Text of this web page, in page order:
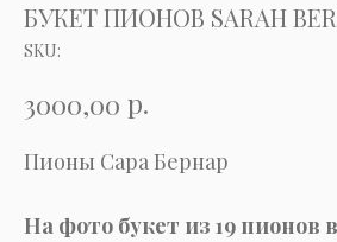
БУКЕТ ПИОНОВ SARAH
SKU:
3000,00 р.
Пионы Сара Бернар
На фото букет из 19 пионов